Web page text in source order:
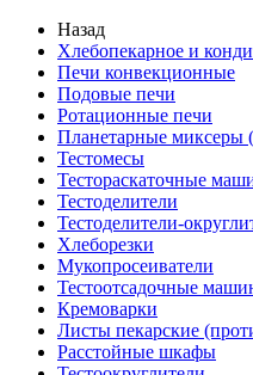
Назад
Хлебопекарное и
Печи конвекционные
Подовые печи
Ротационные печи
Планетарные миксеры
Тестомесы
Тестораскаточные
Тестоделители
Тестоделители-
Хлеборезки
Мукопросеиватели
Тестоотсадочные
Кремоварки
Листы пекарские
Расстойные шкафы